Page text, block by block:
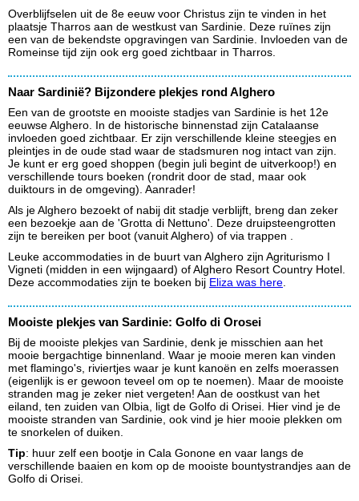
Overblijfselen uit de 8e eeuw voor Christus zijn te vinden in het
plaatsje Tharros aan de westkust van Sardinie. Deze ruïnes zijn
een van de bekendste opgravingen van Sardinie. Invloeden van de
Romeinse tijd zijn ook erg goed zichtbaar in Tharros.
Naar Sardinië? Bijzondere plekjes rond Alghero
Een van de grootste en mooiste stadjes van Sardinie is het 12e
eeuwse Alghero. In de historische binnenstad zijn Catalaanse
invloeden goed zichtbaar. Er zijn verschillende kleine steegjes en
pleintjes in de oude stad waar de stadsmuren nog intact van zijn.
Je kunt er erg goed shoppen (begin juli begint de uitverkoop!) en
verschillende tours boeken (rondrit door de stad, maar ook
duiktours in de omgeving). Aanrader!
Als je Alghero bezoekt of nabij dit stadje verblijft, breng dan zeker
een bezoekje aan de 'Grotta di Nettuno'. Deze druipsteengrotten
zijn te bereiken per boot (vanuit Alghero) of via trappen .
Leuke accommodaties in de buurt van Alghero zijn Agriturismo I
Vigneti (midden in een wijngaard) of Alghero Resort Country Hotel.
Deze accommodaties zijn te boeken bij Eliza was here.
Mooiste plekjes van Sardinie: Golfo di Orosei
Bij de mooiste plekjes van Sardinie, denk je misschien aan het
mooie bergachtige binnenland. Waar je mooie meren kan vinden
met flamingo's, riviertjes waar je kunt kanoën en zelfs moerassen
(eigenlijk is er gewoon teveel om op te noemen). Maar de mooiste
stranden mag je zeker niet vergeten! Aan de oostkust van het
eiland, ten zuiden van Olbia, ligt de Golfo di Orisei. Hier vind je de
mooiste stranden van Sardinie, ook vind je hier mooie plekken om
te snorkelen of duiken.
Tip: huur zelf een bootje in Cala Gonone en vaar langs de
verschillende baaien en kom op de mooiste bountystrandjes aan de
Golfo di Orisei.